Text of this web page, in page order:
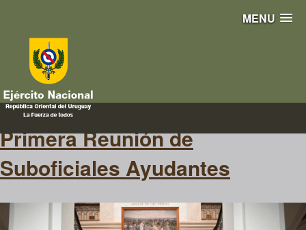
MENU
estados unidos
Primera Reunión de
Suboficiales Ayudantes